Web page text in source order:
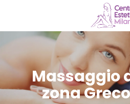
Massaggio
zona